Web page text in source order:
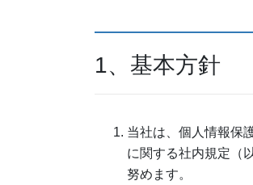
1、基本方針
当社は、個人情報保
に関する社内規定（
努めます。